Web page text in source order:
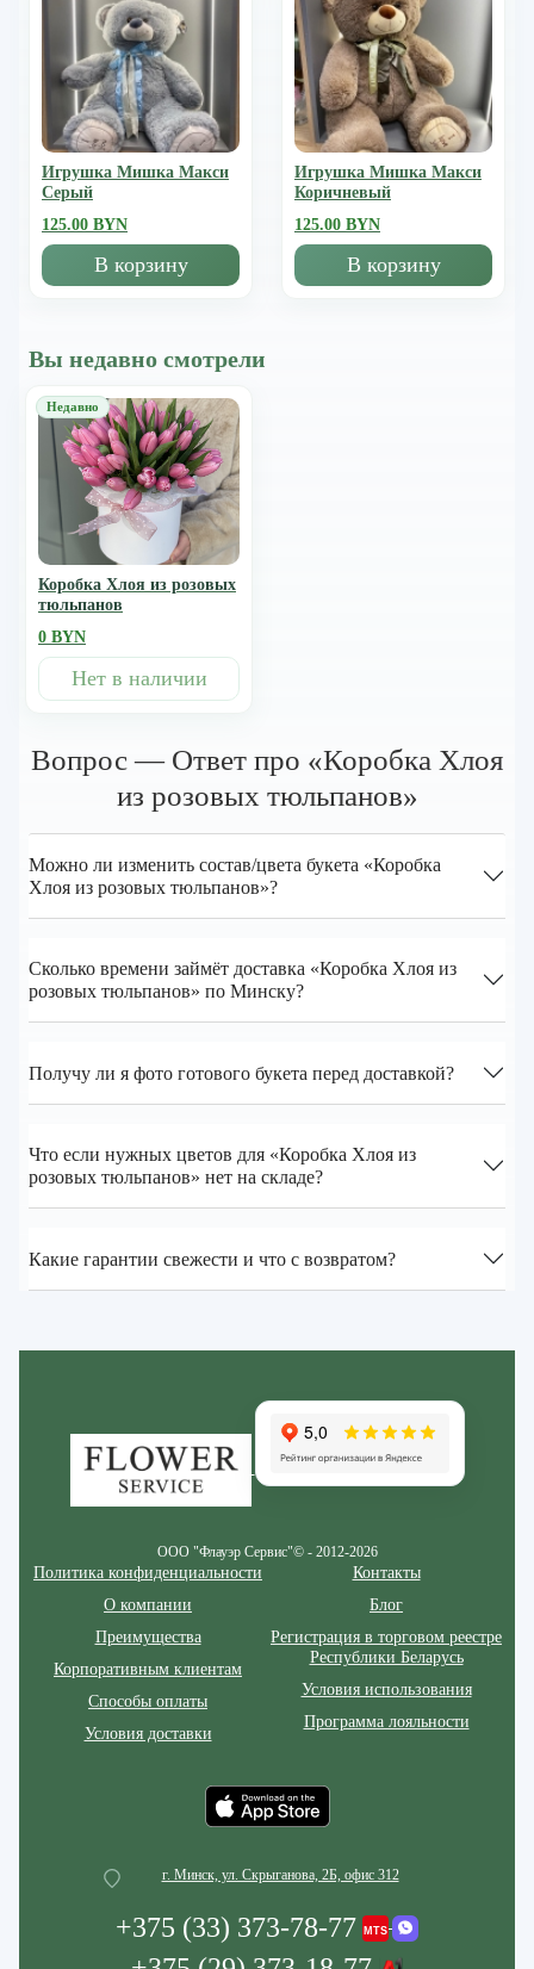
Игрушка Мишка Mакси
Серый
125.00 BYN
В корзину
Игрушка Мишка Mакси
Коричневый
125.00 BYN
В корзину
Вы недавно смотрели
Коробка Хлоя из розовых
тюльпанов
0 BYN
Нет в наличии
Вопрос — Ответ про «Коробка Хлоя
из розовых тюльпанов»
Можно ли изменить состав/цвета букета «Коробка
Хлоя из розовых тюльпанов»?
Сколько времени займёт доставка «Коробка Хлоя из
розовых тюльпанов» по Минску?
Получу ли я фото готового букета перед доставкой?
Что если нужных цветов для «Коробка Хлоя из
розовых тюльпанов» нет на складе?
Какие гарантии свежести и что с возвратом?
ООО "Флауэр Сервис"© - 2012-2026
Политика конфиденциальности
О компании
Преимущества
Корпоративным клиентам
Способы оплаты
Условия доставки
Контакты
Блог
Регистрация в торговом реестре
Республики Беларусь
Условия использования
Программа лояльности
г. Минск, ул. Скрыганова, 2Б, офис 312
+375 (33) 373-78-77